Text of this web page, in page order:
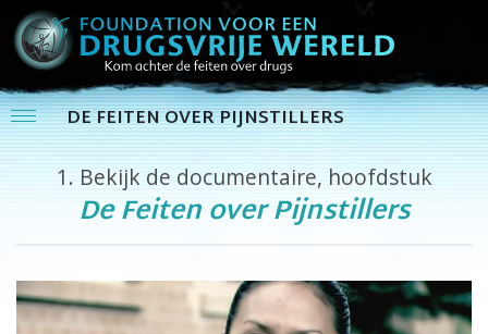
DE FEITEN OVER PIJNSTILLERS
1. Bekijk de documentaire, hoofdstuk
De Feiten over Pijnstillers